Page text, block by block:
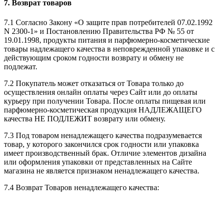
7. Возврат товаров
7.1 Согласно Закону «О защите прав потребителей 07.02.1992
N 2300-1» и Постановлению Правительства РФ № 55 от
19.01.1998, продукты питания и парфюмерно-косметические
товары надлежащего качества в неповрежденной упаковке и с
действующим сроком годности возврату и обмену не
подлежат.
7.2 Покупатель может отказаться от Товара только до
осуществления онлайн оплаты через Сайт или до оплаты
курьеру при получении Товара. После оплаты пищевая или
парфюмерно-косметическая продукция НАДЛЕЖАЩЕГО
качества НЕ ПОДЛЕЖИТ возврату или обмену.
7.3 Под товаром ненадлежащего качества подразумевается
товар, у которого закончился срок годности или упаковка
имеет производственный брак. Отличие элементов дизайна
или оформления упаковки от представленных на Сайте
магазина не является признаком ненадлежащего качества.
7.4 Возврат Товаров ненадлежащего качества: